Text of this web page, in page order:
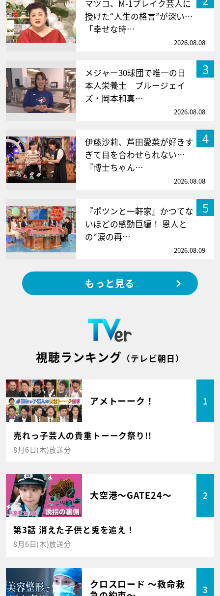
マツコ、M-1ブレイク芸人に
授けた“人生の格言”が深い…
「幸せな時…
2026.08.08
3
メジャー30球団で唯一の日
本人栄養士 ブルージェイ
ズ・岡本和真…
2026.08.08
4
伊藤沙莉、芦田愛菜が好きす
ぎて目を合わせられない…
『博士ちゃん…
2026.08.08
5
『ポツンと一軒家』かつてな
いほどの感動巨編！ 恩人と
の“涙の再…
2026.08.09
もっと見る
視聴ランキング （テレビ朝日）
アメトーーク！ 1
売れっ子芸人の貴重トーーク祭り!!
8月6日(木)放送分
大空港～GATE24～ 2
第3話 消えた子供と兎を追え！
8月6日(木)放送分
クロスロード ～救命救
3